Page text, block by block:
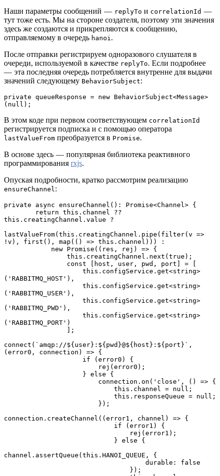
Наши параметры сообщений — replyTo и correlationId —
тут тоже есть. Мы на стороне создателя, поэтому эти значения
здесь же создаются и прикрепляются к сообщению,
отправляемому в очередь hanoi.
После отправки регистрируем одноразового слушателя в
очереди, используемой в качестве replyTo. Если подробнее
— эта последняя очередь потребляется внутренне для выдачи
значений следующему BehaviorSubject:
private queueResponse = new BehaviorSubject<Message>
(null);
В этом коде при первом соответствующем correlationId
регистрируется подписка и с помощью оператора
lastValueFrom преобразуется в Promise.
В основе здесь — популярная библиотека реактивного
программирования rxjs.
Опуская подробности, кратко рассмотрим реализацию
ensureChannel:
private async ensureChannel(): Promise<Channel> {
this.creatingChannel.value ?
lastValueFrom(this.creatingChannel.pipe(filter(v =>
!v), first(), map(() => this.channel))) :
            new Promise((res, rej) => {
                this.creatingChannel.next(true);
                const [host, user, pwd, port] = [
('RABBITMQ_HOST'),
('RABBITMQ_USER'),
('RABBITMQ_PWD'),
('RABBITMQ_PORT')
                ];
connect(`amqp://${user}:${pwd}@${host}:${port}`,
(error0, connection) => {
                    if (error0) {
                        rej(error0);
                    } else {
                        connection.on('close', () => {
                            this.channel = null;
                            this.responseQueue = null;
                        });
connection.createChannel((error1, channel) => {
                            if (error1) {
                                rej(error1);
                            } else {
channel.assertQueue(this.HANOI_QUEUE, {
                                    durable: false
                                });